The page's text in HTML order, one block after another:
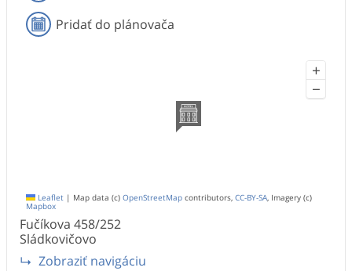
Pridať do plánovača
+
−
Leaflet | Map data (c) OpenStreetMap contributors, CC-BY-SA, Imagery (c)
Mapbox
Fučíkova 458/252
Sládkovičovo
Zobraziť navigáciu